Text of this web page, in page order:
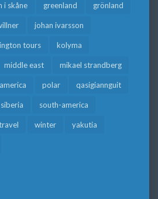
i skåne greenland grönland
johan ivarsson
tours kolyma
middle east mikael strandberg
polar qasigiannguit
siberia south-america
winter yakutia